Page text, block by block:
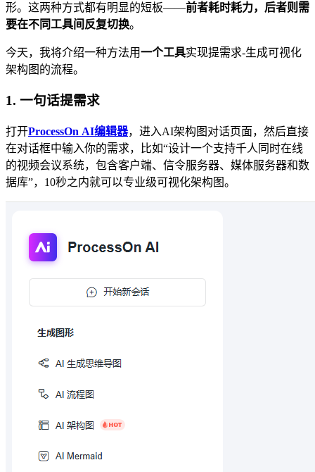
形。这两种方式都有明显的短板——前者耗时耗力，后者则需
要在不同工具间反复切换。
今天，我将介绍一种方法用一个工具实现提需求-生成可视化
架构图的流程。
1. 一句话提需求
打开ProcessOn AI编辑器，进入AI架构图对话页面，然后直接
在对话框中输入你的需求，比如“设计一个支持千人同时在线
的视频会议系统，包含客户端、信令服务器、媒体服务器和数
据库”，10秒之内就可以专业级可视化架构图。